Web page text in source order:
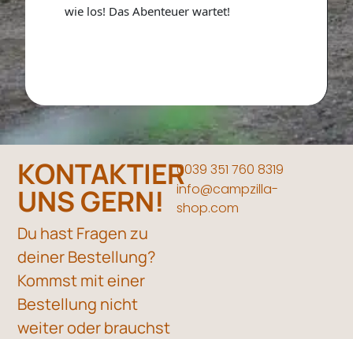
wie los! Das Abenteuer wartet!
KONTAKTIER
UNS GERN!
Du hast Fragen zu
deiner Bestellung?
Kommst mit einer
Bestellung nicht
weiter oder brauchst
0039 351 760 8319
info@campzilla-
shop.com